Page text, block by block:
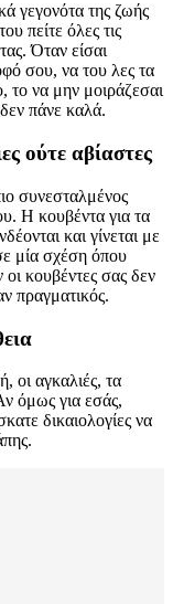
γεγονότα της ζωής
πείτε όλες τις
Όταν είσαι
σου, να του λες τα
το να μην μοιράζεσαι
πάνε καλά.
ούτε αβίαστες
συνεσταλμένος
Η κουβέντα για τα
και γίνεται με
μία σχέση όπου
κουβέντες σας δεν
πραγματικός.
οι αγκαλιές, τα
όμως για εσάς,
δικαιολογίες να